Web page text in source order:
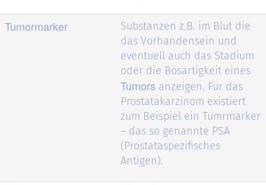
Tumormarker
Substanzen z.B. im Blut die
das Vorhandensein und
eventuell auch das Stadium
oder die Bösartigkeit eines
Tumors anzeigen. Für das
Prostatakarzinom existiert
zum Beispiel ein Tumrmarker
– das so genannte PSA
(Prostataspezifisches
Antigen).